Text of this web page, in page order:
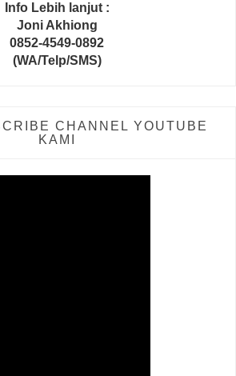
Info Lebih lanjut :
Joni Akhiong
0852-4549-0892
(WA/Telp/SMS)
CHANNEL YOUTUBE
KAMI